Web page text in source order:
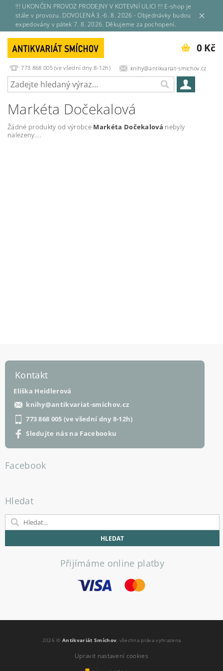
!!! UKONČEN PROVOZ PRODEJNY V KOTEVNÍ ULICI !!! E-shop je
stále v provozu. DOVOLENÁ 3.-6. 8. 2026 - Objednávky budou
expedovány v pátek 7. 8. 2026. Děkujeme za pochopení.
773 868 005 (ve všední dny 8-12h) knihy@antikvariat-smichov.cz
0 Kč
Markéta Dočekalová
Žádné produkty od výrobce Markéta Dočekalová nebyly
nalezeny....
Kontakt
Eliška Heidlerová
knihy@antikvariat-smichov.cz
773 868 005 (ve všední dny 8-12h)
Sledujte nás na Facebooku
Facebook
Hledat
Přijímáme online platby
2026 ©Antikvariát Smíchov , všechna práva vyhrazena
Upravit nastavení cookies